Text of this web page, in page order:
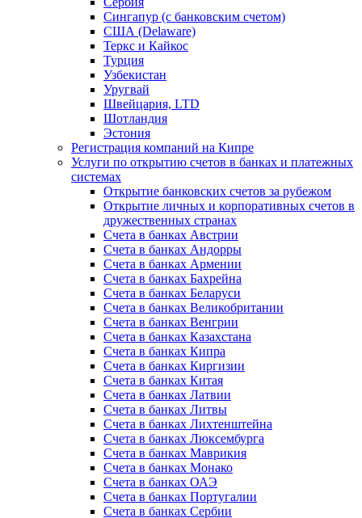
Сингапур (c банковским счетом)
США (Delaware)
Теркс и Кайкос
Турция
Узбекистан
Уругвай
Швейцария, LTD
Шотландия
Эстония
Регистрация компаний на Кипре
Услуги по открытию счетов в банках и платежных
системах
Открытие банковских счетов за рубежом
Открытие личных и корпоративных счетов в
дружественных странах
Счета в банках Австрии
Счета в банках Андорры
Счета в банках Армении
Счета в банках Бахрейна
Счета в банках Беларуси
Счета в банках Великобритании
Счета в банках Венгрии
Счета в банках Казахстана
Счета в банках Кипра
Счета в банках Киргизии
Счета в банках Китая
Счета в банках Латвии
Счета в банках Литвы
Счета в банках Лихтенштейна
Счета в банках Люксембурга
Счета в банках Маврикия
Счета в банках Монако
Счета в банках ОАЭ
Счета в банках Португалии
Счета в банках Сербии